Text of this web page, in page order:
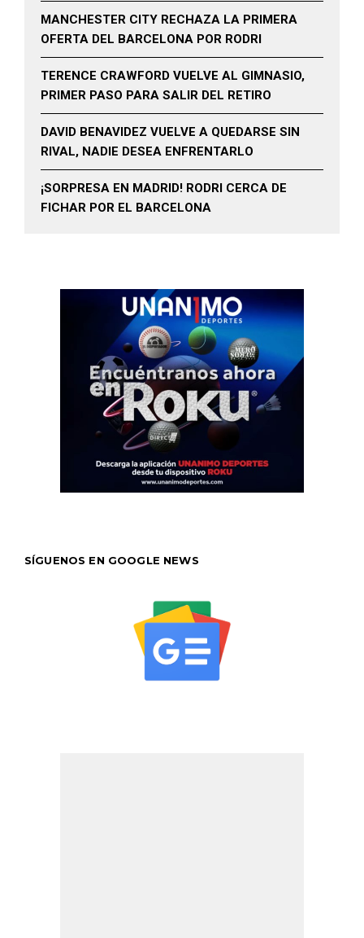
MANCHESTER CITY RECHAZA LA PRIMERA
OFERTA DEL BARCELONA POR RODRI
TERENCE CRAWFORD VUELVE AL GIMNASIO,
PRIMER PASO PARA SALIR DEL RETIRO
DAVID BENAVIDEZ VUELVE A QUEDARSE SIN
RIVAL, NADIE DESEA ENFRENTARLO
¡SORPRESA EN MADRID! RODRI CERCA DE
FICHAR POR EL BARCELONA
SÍGUENOS EN GOOGLE NEWS